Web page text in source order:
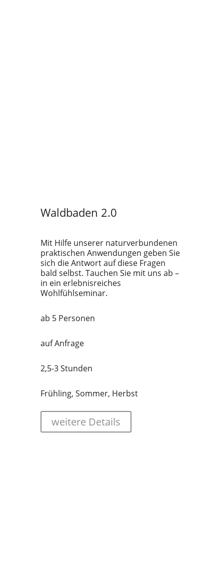
Waldbaden 2.0
Mit Hilfe unserer naturverbundenen
praktischen Anwendungen geben Sie
sich die Antwort auf diese Fragen
bald selbst. Tauchen Sie mit uns ab –
in ein erlebnisreiches
Wohlfühlseminar.
ab 5 Personen
auf Anfrage
2,5-3 Stunden
Frühling, Sommer, Herbst
weitere Details